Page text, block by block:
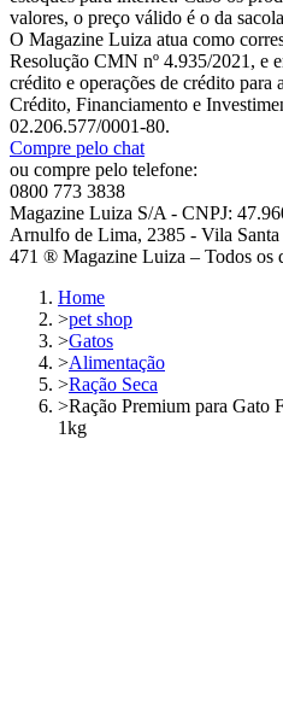
valores, o preço válido é o da
O Magazine Luiza atua como
Resolução CMN nº 4.935/2021, e
crédito e operações de crédito
Crédito, Financiamento e
02.206.577/0001-80.
Compre pelo chat
ou compre pelo telefone:
0800 773 3838
Magazine Luiza S/A - CNPJ:
Arnulfo de Lima, 2385 - Vila
471 ® Magazine Luiza – Todos os
Home
>pet shop
>Gatos
>Alimentação
>Ração Seca
>Ração Premium para Gato
1kg